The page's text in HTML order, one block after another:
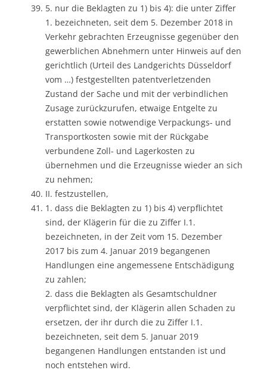
5. nur die Beklagten zu 1) bis 4): die unter Ziffer
1. bezeichneten, seit dem 5. Dezember 2018 in
Verkehr gebrachten Erzeugnisse gegenüber den
gewerblichen Abnehmern unter Hinweis auf den
gerichtlich (Urteil des Landgerichts Düsseldorf
vom …) festgestellten patentverletzenden
Zustand der Sache und mit der verbindlichen
Zusage zurückzurufen, etwaige Entgelte zu
erstatten sowie notwendige Verpackungs- und
Transportkosten sowie mit der Rückgabe
verbundene Zoll- und Lagerkosten zu
übernehmen und die Erzeugnisse wieder an sich
zu nehmen;
II. festzustellen,
1. dass die Beklagten zu 1) bis 4) verpflichtet
sind, der Klägerin für die zu Ziffer I.1.
bezeichneten, in der Zeit vom 15. Dezember
2017 bis zum 4. Januar 2019 begangenen
Handlungen eine angemessene Entschädigung
zu zahlen;
2. dass die Beklagten als Gesamtschuldner
verpflichtet sind, der Klägerin allen Schaden zu
ersetzen, der ihr durch die zu Ziffer I.1.
bezeichneten, seit dem 5. Januar 2019
begangenen Handlungen entstanden ist und
noch entstehen wird.